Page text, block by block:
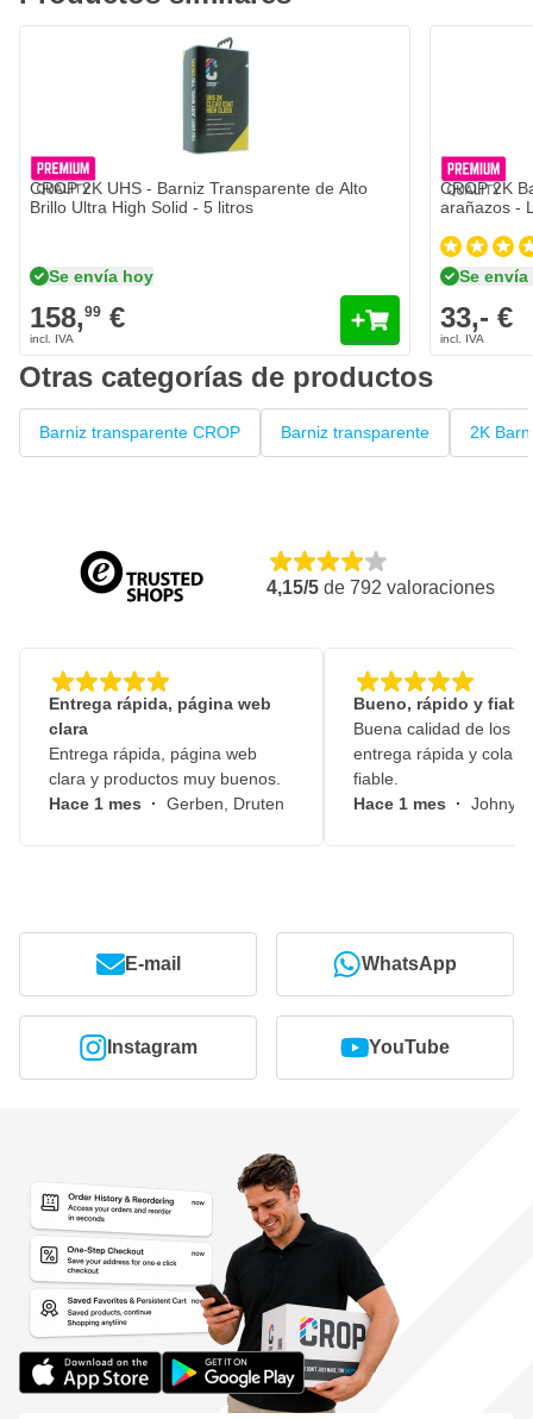
distancia de 70 a 80 cm
Proporción de mezcla del endurecedor: 2:1
Se puede utilizar una dilución del 0 al 5%
CROP 2K UHS - Barniz Transparente de Alto
Brillo Ultra High Solid - 5 litros
Se envía hoy
158,99 €
CROP 2K
arañazos -
Se
33,- €
Otras categorías de productos
Barniz transparente CROP Barniz transparente 2K
4,15/5 de 792 valoraciones
Entrega rápida, página web
clara
Entrega rápida, página web
clara y productos muy buenos.
Hace 1 mes · Gerben, Druten
Bueno, rápido y fiable
Buena calidad de los
entrega rápida y
fiable.
Hace 1 mes · Johny,
E-mail WhatsApp
Instagram YouTube